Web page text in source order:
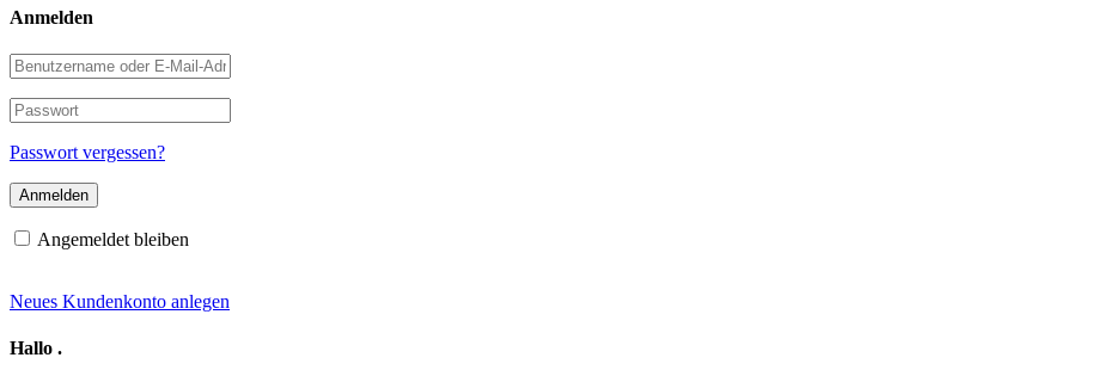
Anmelden
Benutzername
oder
E-
Mail-
Adresse
Passwort
Passwort vergessen?
Angemeldet bleiben
Neues Kundenkonto anlegen
Hallo .